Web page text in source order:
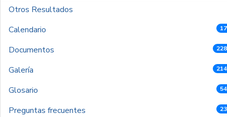
Otros Resultados
Calendario
Documentos
Galería
Glosario
Preguntas frecuentes